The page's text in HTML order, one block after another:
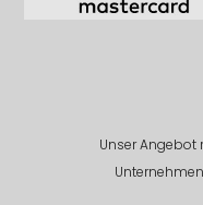
Unser